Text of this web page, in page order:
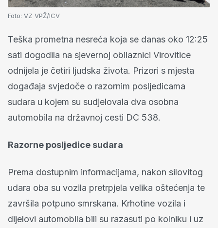
Foto: VZ VPŽ/ICV
Teška prometna nesreća koja se danas oko 12:25
sati dogodila na sjevernoj obilaznici Virovitice
odnijela je četiri ljudska života. Prizori s mjesta
događaja svjedoče o razornim posljedicama
sudara u kojem su sudjelovala dva osobna
automobila na državnoj cesti DC 538.
Razorne posljedice sudara
Prema dostupnim informacijama, nakon silovitog
udara oba su vozila pretrpjela velika oštećenja te
završila potpuno smrskana. Krhotine vozila i
dijelovi automobila bili su razasuti po kolniku i uz